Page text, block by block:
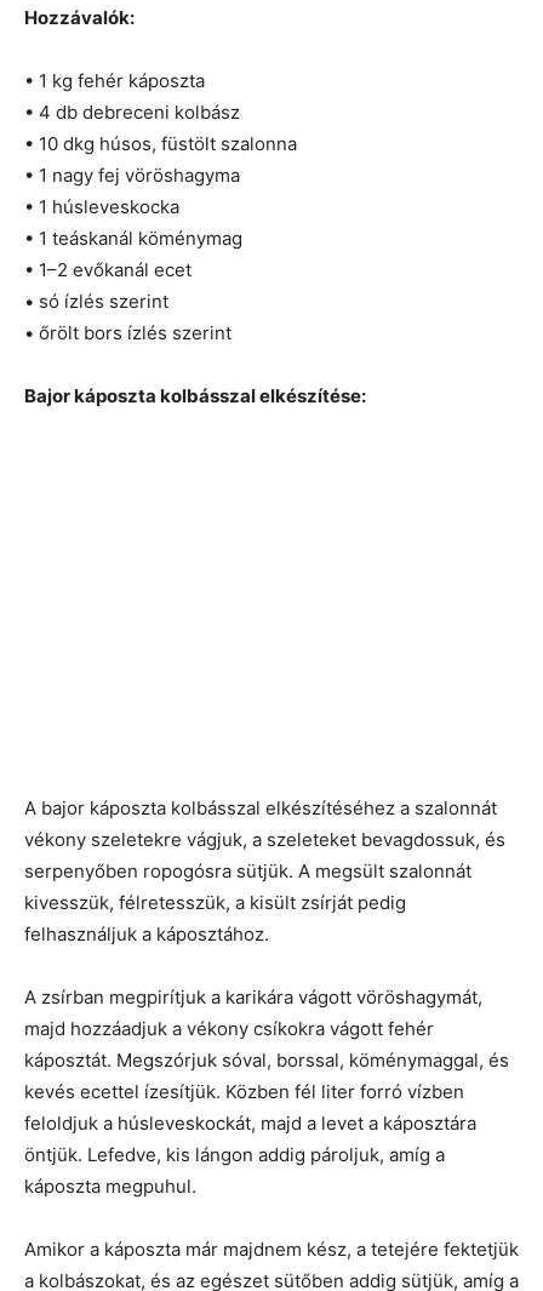
Hozzávalók:
• 1 kg fehér káposzta
• 4 db debreceni kolbász
• 10 dkg húsos, füstölt szalonna
• 1 nagy fej vöröshagyma
• 1 húsleveskocka
• 1 teáskanál köménymag
• 1–2 evőkanál ecet
• só ízlés szerint
• őrölt bors ízlés szerint
Bajor káposzta kolbásszal elkészítése:
A bajor káposzta kolbásszal elkészítéséhez a szalonnát
vékony szeletekre vágjuk, a szeleteket bevagdossuk, és
serpenyőben ropogósra sütjük. A megsült szalonnát
kivesszük, félretesszük, a kisült zsírját pedig
felhasználjuk a káposztához.
A zsírban megpirítjuk a karikára vágott vöröshagymát,
majd hozzáadjuk a vékony csíkokra vágott fehér
káposztát. Megszórjuk sóval, borssal, köménymaggal, és
kevés ecettel ízesítjük. Közben fél liter forró vízben
feloldjuk a húsleveskockát, majd a levet a káposztára
öntjük. Lefedve, kis lángon addig pároljuk, amíg a
káposzta megpuhul.
Amikor a káposzta már majdnem kész, a tetejére fektetjük
a kolbászokat, és az egészet sütőben addig sütjük, amíg a